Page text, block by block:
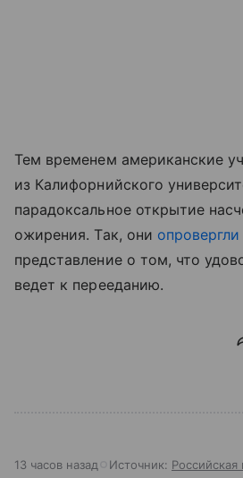
Тем временем американские
из Калифорнийского
парадоксальное открытие
ожирения. Так, они опровергли
представление о том, что
ведет к перееданию.
13 часов назад Источник: Российская